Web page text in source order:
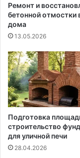
Ремонт и
бетонной отмостки
дома
13.05.2026
Подготовка
строительство
для уличной печи
28.04.2026